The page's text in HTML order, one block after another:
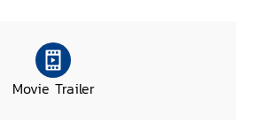
Movie Trailer